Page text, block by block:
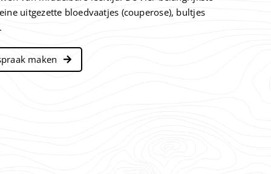
uitgezette bloedvaatjes (couperose), bultjes
maken